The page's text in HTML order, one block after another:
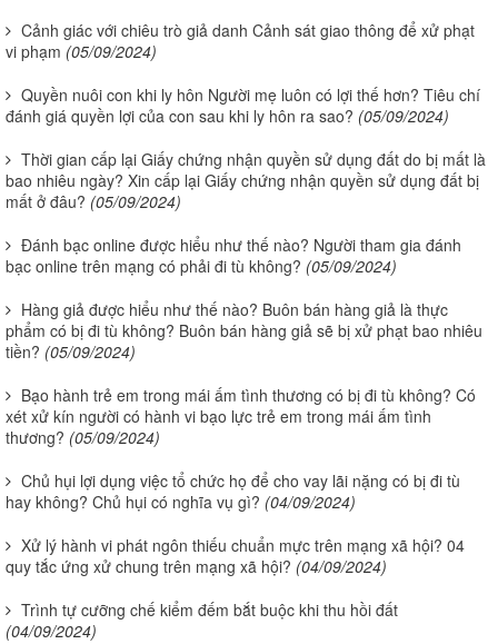
Cảnh giác với chiêu trò giả danh Cảnh sát giao thông để xử phạt
vi phạm (05/09/2024)
Quyền nuôi con khi ly hôn Người mẹ luôn có lợi thế hơn? Tiêu chí
đánh giá quyền lợi của con sau khi ly hôn ra sao? (05/09/2024)
Thời gian cấp lại Giấy chứng nhận quyền sử dụng đất do bị mất là
bao nhiêu ngày? Xin cấp lại Giấy chứng nhận quyền sử dụng đất bị
mất ở đâu? (05/09/2024)
Đánh bạc online được hiểu như thế nào? Người tham gia đánh
bạc online trên mạng có phải đi tù không? (05/09/2024)
Hàng giả được hiểu như thế nào? Buôn bán hàng giả là thực
phẩm có bị đi tù không? Buôn bán hàng giả sẽ bị xử phạt bao nhiêu
tiền? (05/09/2024)
Bạo hành trẻ em trong mái ấm tình thương có bị đi tù không? Có
xét xử kín người có hành vi bạo lực trẻ em trong mái ấm tình
thương? (05/09/2024)
Chủ hụi lợi dụng việc tổ chức họ để cho vay lãi nặng có bị đi tù
hay không? Chủ hụi có nghĩa vụ gì? (04/09/2024)
Xử lý hành vi phát ngôn thiếu chuẩn mực trên mạng xã hội? 04
quy tắc ứng xử chung trên mạng xã hội? (04/09/2024)
Trình tự cưỡng chế kiểm đếm bắt buộc khi thu hồi đất
(04/09/2024)